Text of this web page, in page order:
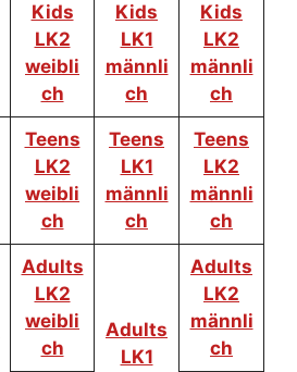
Kids
LK2
weibli
ch
Kids
LK1
männli
ch
Kids
LK2
männli
ch
Teens
LK2
weibli
ch
Teens
LK1
männli
ch
Teens
LK2
männli
ch
Adults
LK2
weibli
ch
Adults
LK1
Adults
LK2
männli
ch